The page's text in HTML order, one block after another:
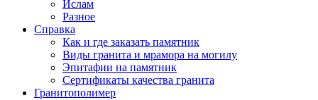
Ислам
Разное
Справка
Как и где заказать памятник
Виды гранита и мрамора на могилу
Эпитафии на памятник
Сертификаты качества гранита
Гранитополимер